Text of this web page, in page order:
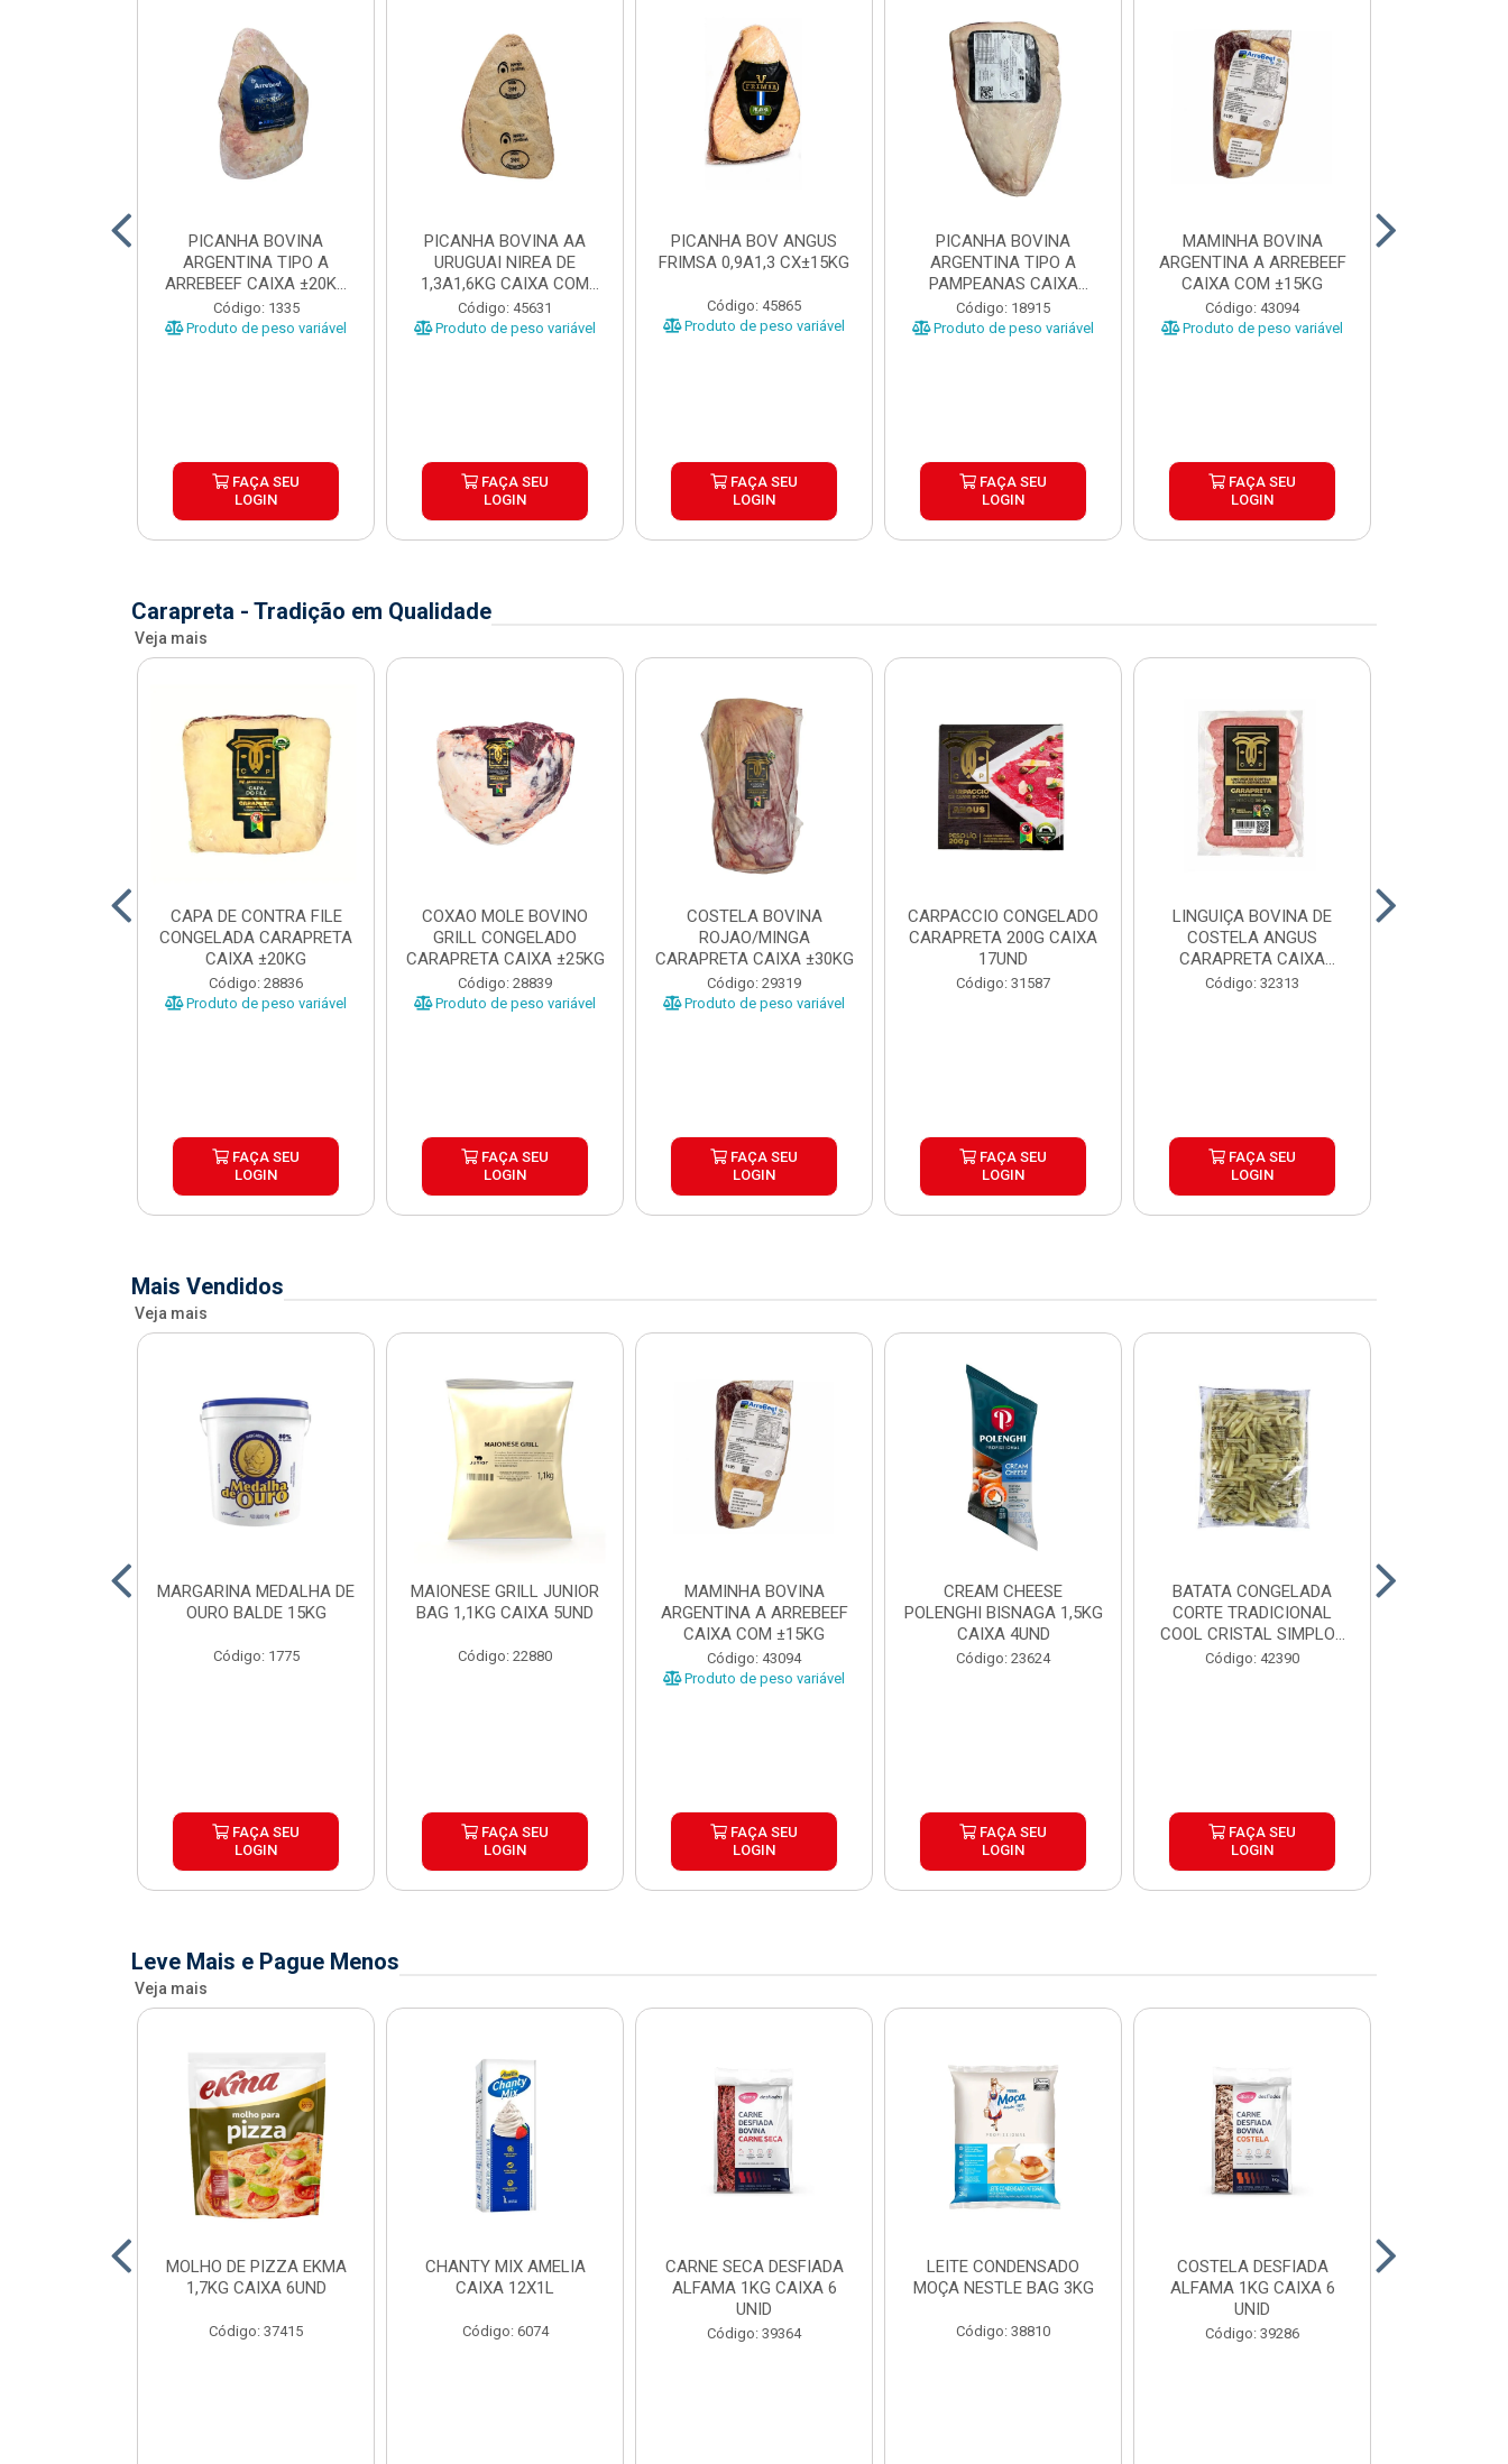
PICANHA BOVINA
ARGENTINA TIPO A
ARREBEEF CAIXA ±20KG
PEÇAS 1...
Código: 1335
Produto de peso variável
FAÇA SEU
LOGIN
PICANHA BOVINA AA
URUGUAI NIREA DE
1,3A1,6KG CAIXA COM
±15KG
Código: 45631
Produto de peso variável
FAÇA SEU
LOGIN
PICANHA BOV ANGUS
FRIMSA 0,9A1,3 CX±15KG
Código: 45865
Produto de peso variável
FAÇA SEU
LOGIN
PICANHA BOVINA
ARGENTINA TIPO A
PAMPEANAS CAIXA
±20KG PEÇAS ...
Código: 18915
Produto de peso variável
FAÇA SEU
LOGIN
MAMINHA BOVINA
ARGENTINA A ARREBEEF
CAIXA COM ±15KG
Código: 43094
Produto de peso variável
FAÇA SEU
LOGIN
Carapreta - Tradição em Qualidade
Veja mais
CAPA DE CONTRA FILE
CONGELADA CARAPRETA
CAIXA ±20KG
Código: 28836
Produto de peso variável
FAÇA SEU
LOGIN
COXAO MOLE BOVINO
GRILL CONGELADO
CARAPRETA CAIXA ±25KG
Código: 28839
Produto de peso variável
FAÇA SEU
LOGIN
COSTELA BOVINA
ROJAO/MINGA
CARAPRETA CAIXA ±30KG
Código: 29319
Produto de peso variável
FAÇA SEU
LOGIN
CARPACCIO CONGELADO
CARAPRETA 200G CAIXA
17UND
Código: 31587
FAÇA SEU
LOGIN
LINGUIÇA BOVINA DE
COSTELA ANGUS
CARAPRETA CAIXA
24X300G
Código: 32313
FAÇA SEU
LOGIN
Mais Vendidos
Veja mais
MARGARINA MEDALHA DE
OURO BALDE 15KG
Código: 1775
FAÇA SEU
LOGIN
MAIONESE GRILL JUNIOR
BAG 1,1KG CAIXA 5UND
Código: 22880
FAÇA SEU
LOGIN
MAMINHA BOVINA
ARGENTINA A ARREBEEF
CAIXA COM ±15KG
Código: 43094
Produto de peso variável
FAÇA SEU
LOGIN
CREAM CHEESE
POLENGHI BISNAGA 1,5KG
CAIXA 4UND
Código: 23624
FAÇA SEU
LOGIN
BATATA CONGELADA
CORTE TRADICIONAL
COOL CRISTAL SIMPLOT
CAIX...
Código: 42390
FAÇA SEU
LOGIN
Leve Mais e Pague Menos
Veja mais
MOLHO DE PIZZA EKMA
1,7KG CAIXA 6UND
Código: 37415
CHANTY MIX AMELIA
CAIXA 12X1L
Código: 6074
CARNE SECA DESFIADA
ALFAMA 1KG CAIXA 6
UNID
Código: 39364
LEITE CONDENSADO
MOÇA NESTLE BAG 3KG
Código: 38810
COSTELA DESFIADA
ALFAMA 1KG CAIXA 6
UNID
Código: 39286